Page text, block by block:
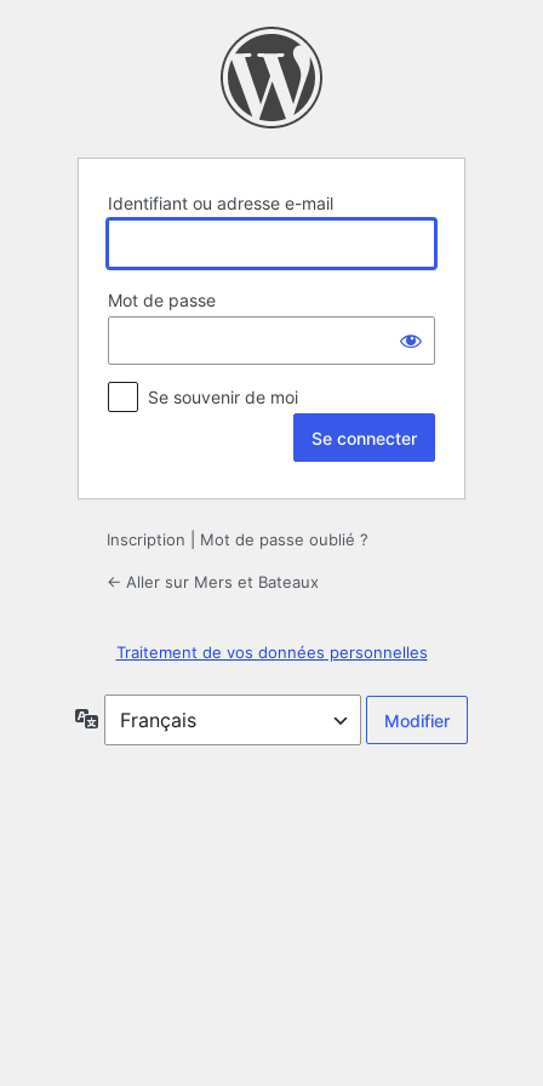
Identifiant ou adresse e-mail
Mot de passe
Se souvenir de moi
Inscription Mot de passe oublié ?
← Aller sur Mers et Bateaux
Traitement de vos données personnelles
Langue